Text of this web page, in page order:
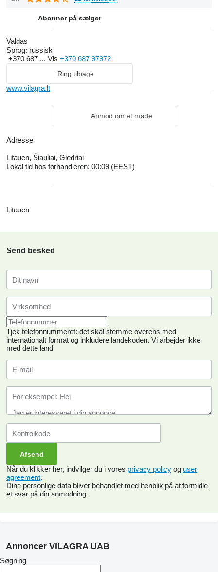
Abonner på sælger
Valdas
Sprog: russisk
+370 687 ... Vis +370 687 97972
Ring tilbage
www.vilagra.lt
Anmod om et møde
Adresse
Litauen, Šiauliai, Giedriai
Lokal tid hos forhandleren: 00:09 (EEST)
Litauen
Send besked
Tjek telefonnummeret: det skal stemme overens med
internationalt format og inkludere landekoden. Vi arbejder ikke
med dette land
Når du klikker her, indvilger du i vores privacy policy og user
agreement.
Dine personlige data bliver behandlet med henblik på at formidle
et svar på din anmodning.
Annoncer VILAGRA UAB
Søgning